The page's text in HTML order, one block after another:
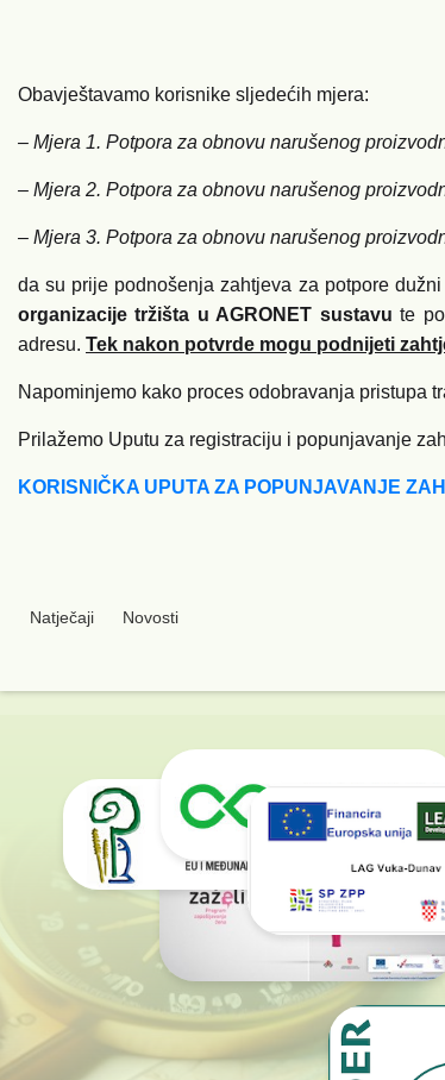
Obavještavamo korisnike sljedećih mjera:
– Mjera 1. Potpora za obnovu narušenog
– Mjera 2. Potpora za obnovu narušenog
– Mjera 3. Potpora za obnovu narušenog
da su prije podnošenja zahtjeva za potpore dužni
organizacije tržišta u AGRONET sustavute
adresu. Tek nakon potvrde mogu podnijeti
Napominjemo kako proces odobravanja pristupa
Prilažemo Uputu za registraciju i popunjavanje
KORISNIČKA UPUTA ZA POPUNJAVANJE
Natječaji Novosti